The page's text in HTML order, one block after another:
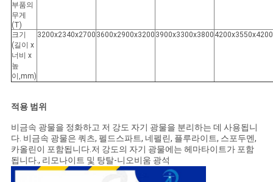
부품의
무게
(T)
크기
(길이 x
너비 x
높
이,mm)
3200x2340x2700 3600x2900x3200 3900x3300x3800 4200x3550x4200
적용 범위
비금속 광물을 정화하고 저 강도 자기 광물을 분리하는 데 사용됩니
다. 비금속 광물은 쿼츠, 펠드스파트, 네펠린, 플루라이트, 스포두멘,
카올린이 포함됩니다.저 강도의 자기 광물에는 헤마타이트가 포함
됩니다., 리모나이트 및 탕탈-니오비움 광석